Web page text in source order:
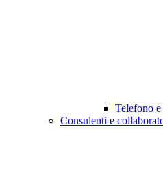
Telefono e
Consulenti e